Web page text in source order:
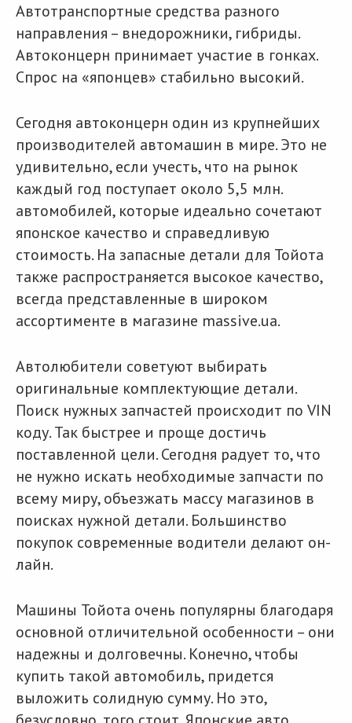
Автотранспортные средства разного
направления – внедорожники, гибриды.
Автоконцерн принимает участие в гонках.
Спрос на «японцев» стабильно высокий.
Сегодня автоконцерн один из крупнейших
производителей автомашин в мире. Это не
удивительно, если учесть, что на рынок
каждый год поступает около 5,5 млн.
автомобилей, которые идеально сочетают
японское качество и справедливую
стоимость. На запасные детали для Тойота
также распространяется высокое качество,
всегда представленные в широком
ассортименте в магазине massive.ua.
Автолюбители советуют выбирать
оригинальные комплектующие детали.
Поиск нужных запчастей происходит по VIN
коду. Так быстрее и проще достичь
поставленной цели. Сегодня радует то, что
не нужно искать необходимые запчасти по
всему миру, объезжать массу магазинов в
поисках нужной детали. Большинство
покупок современные водители делают он-
лайн.
Машины Тойота очень популярны благодаря
основной отличительной особенности – они
надежны и долговечны. Конечно, чтобы
купить такой автомобиль, придется
выложить солидную сумму. Но это,